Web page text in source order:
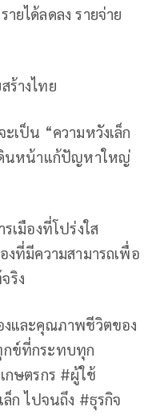
ยได้ลดลง รายจ่าย
ร้างไทย
เป็น “ความหวังเล็ก
ดินหน้าแก้ปัญหาใหญ่
เมืองที่โปร่งใส
งที่มีความสามารถเพื่อ
ริง
และคุณภาพชีวิตของ
กข์ที่กระทบทุก
กษตรกร #ผู้ใช้
ก ไปจนถึง #ธุรกิจ